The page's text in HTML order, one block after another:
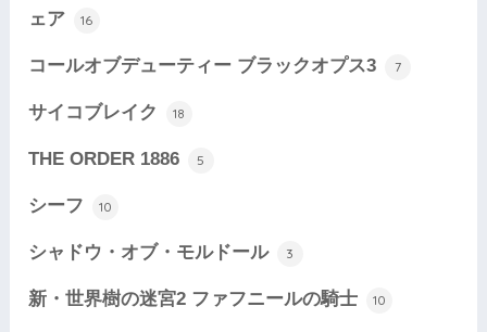
ェア
16
コールオブデューティー ブラックオプス3 7
サイコブレイク 18
THE ORDER 1886 5
シーフ 10
シャドウ・オブ・モルドール 3
新・世界樹の迷宮2 ファフニールの騎士 10